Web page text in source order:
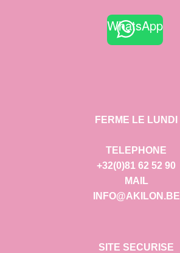
WhatsApp
FERME LE LUNDI
TELEPHONE
+32(0)81 62 52 90
MAIL
INFO@AKILON.BE
SITE SECURISE